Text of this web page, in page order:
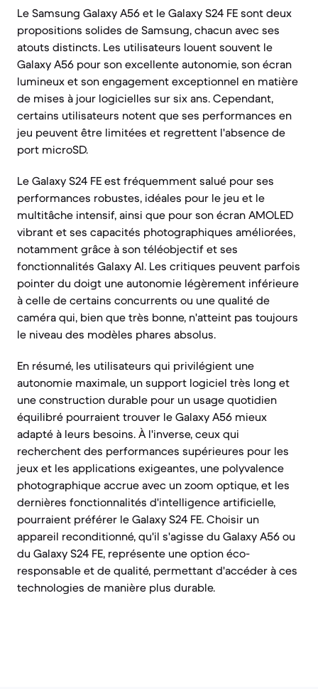
Le Samsung Galaxy A56 et le Galaxy S24 FE sont deux
propositions solides de Samsung, chacun avec ses
atouts distincts. Les utilisateurs louent souvent le
Galaxy A56 pour son excellente autonomie, son écran
lumineux et son engagement exceptionnel en matière
de mises à jour logicielles sur six ans. Cependant,
certains utilisateurs notent que ses performances en
jeu peuvent être limitées et regrettent l'absence de
port microSD.
Le Galaxy S24 FE est fréquemment salué pour ses
performances robustes, idéales pour le jeu et le
multitâche intensif, ainsi que pour son écran AMOLED
vibrant et ses capacités photographiques améliorées,
notamment grâce à son téléobjectif et ses
fonctionnalités Galaxy AI. Les critiques peuvent parfois
pointer du doigt une autonomie légèrement inférieure
à celle de certains concurrents ou une qualité de
caméra qui, bien que très bonne, n'atteint pas toujours
le niveau des modèles phares absolus.
En résumé, les utilisateurs qui privilégient une
autonomie maximale, un support logiciel très long et
une construction durable pour un usage quotidien
équilibré pourraient trouver le Galaxy A56 mieux
adapté à leurs besoins. À l'inverse, ceux qui
recherchent des performances supérieures pour les
jeux et les applications exigeantes, une polyvalence
photographique accrue avec un zoom optique, et les
dernières fonctionnalités d'intelligence artificielle,
pourraient préférer le Galaxy S24 FE. Choisir un
appareil reconditionné, qu'il s'agisse du Galaxy A56 ou
du Galaxy S24 FE, représente une option éco-
responsable et de qualité, permettant d'accéder à ces
technologies de manière plus durable.